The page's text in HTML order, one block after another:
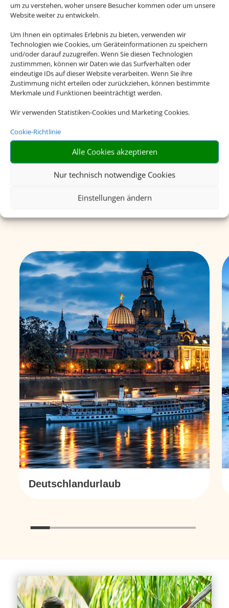
um zu verstehen, woher unsere Besucher kommen oder um unsere
Website weiter zu entwickeln.
Um Ihnen ein optimales Erlebnis zu bieten, verwenden wir
Technologien wie Cookies, um Geräteinformationen zu speichern
und/oder darauf zuzugreifen. Wenn Sie diesen Technologien
zustimmmen, können wir Daten wie das Surfverhalten oder
eindeutige IDs auf dieser Website verarbeiten. Wenn Sie ihre
Zustimmung nicht erteilen oder zurückziehen, können bestimmte
Merkmale und Funktionen beeinträchtigt werden.
Wir verwenden Statistiken-Cookies und Marketing Cookies.
Cookie-Richtlinie
Alle Cookies akzeptieren
Nur technisch notwendige Cookies
Einstellungen ändern
Beliebte Reiseziele
Hier finden Sie unsere beliebtesten
Reiseziele. Lassen Sie sich jetzt
inspirieren!
Deutschlandurlaub